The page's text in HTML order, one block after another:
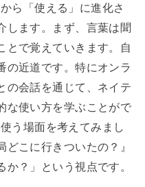
ら「使える」に進化さ
します。まず、言葉は聞
とで覚えていきます。自
の近道です。特にオンラ
の会話を通じて、ネイテ
な使い方を学ぶことがで
う場面を考えてみまし
どこに行きついたの？』
？」という視点です。